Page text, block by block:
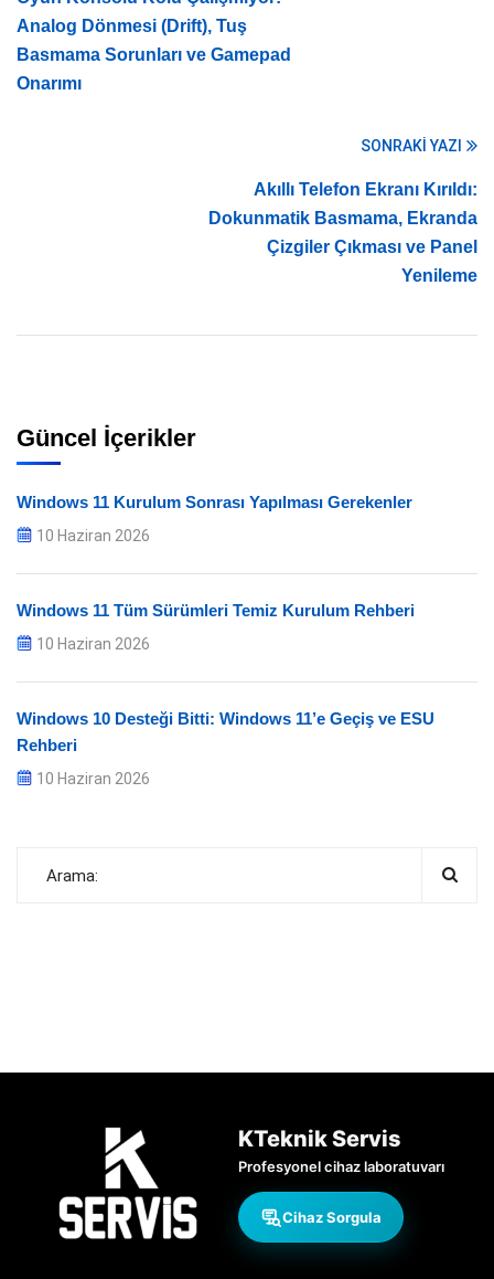
Analog Dönmesi (Drift), Tuş
Basmama Sorunları ve Gamepad
Onarımı
SONRAKI YAZI
Akıllı Telefon Ekranı Kırıldı:
Dokunmatik Basmama, Ekranda
Çizgiler Çıkması ve Panel
Yenileme
Güncel İçerikler
Windows 11 Kurulum Sonrası Yapılması Gerekenler
10 Haziran 2026
Windows 11 Tüm Sürümleri Temiz Kurulum Rehberi
10 Haziran 2026
Windows 10 Desteği Bitti: Windows 11’e Geçiş ve ESU
Rehberi
10 Haziran 2026
KTeknik Servis
Profesyonel cihaz laboratuvarı
Cihaz Sorgula